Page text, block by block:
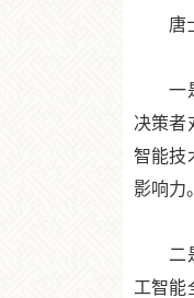
唐士
一是
决策者
智能技
影响力
二是
工智能